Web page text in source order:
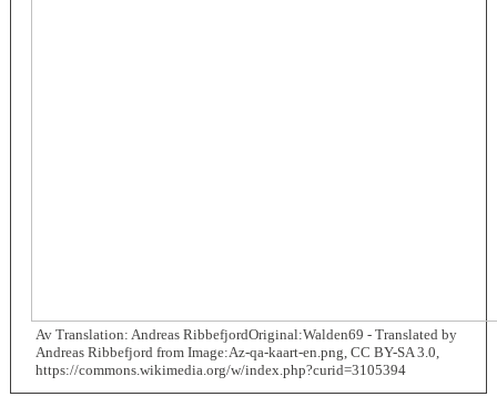
Av Translation: Andreas RibbefjordOriginal:Walden69 - Translated by
Andreas Ribbefjord from Image:Az-qa-kaart-en.png, CC BY-SA 3.0,
https://commons.wikimedia.org/w/index.php?curid=3105394